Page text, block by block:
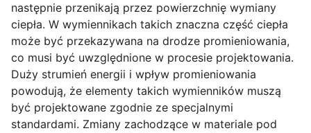
następnie przenikają przez powierzchnię wymiany
ciepła. W wymiennikach takich znaczna część ciepła
może być przekazywana na drodze promieniowania,
co musi być uwzględnione w procesie projektowania.
Duży strumień energii i wpływ promieniowania
powodują, że elementy takich wymienników muszą
być projektowane zgodnie ze specjalnymi
standardami. Zmiany zachodzące w materiale pod